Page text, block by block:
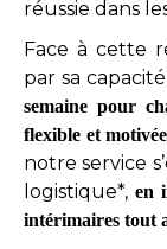
réussie dans
Face à cette
par sa
semaine pour
flexible et motivée
notre service
logistique*,en
intérimaires tout